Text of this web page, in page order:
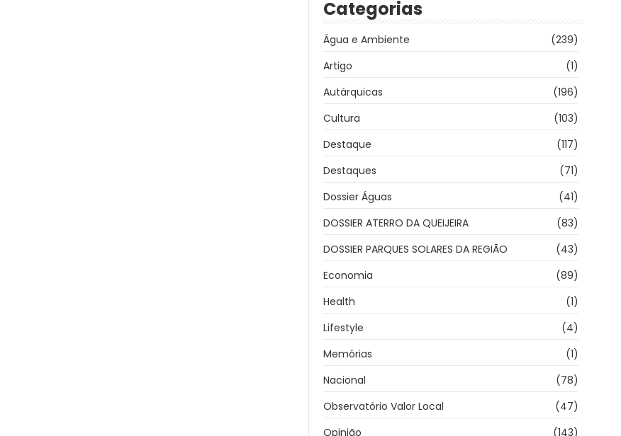
Categorias
Água e Ambiente
(239)
Artigo
(1)
Autárquicas
(196)
Cultura
(103)
Destaque
(117)
Destaques
(71)
Dossier Águas
(41)
DOSSIER ATERRO DA QUEIJEIRA
(83)
DOSSIER PARQUES SOLARES DA REGIÃO
(43)
Economia
(89)
Health
(1)
Lifestyle
(4)
Memórias
(1)
Nacional
(78)
Observatório Valor Local
(47)
Opinião
(143)